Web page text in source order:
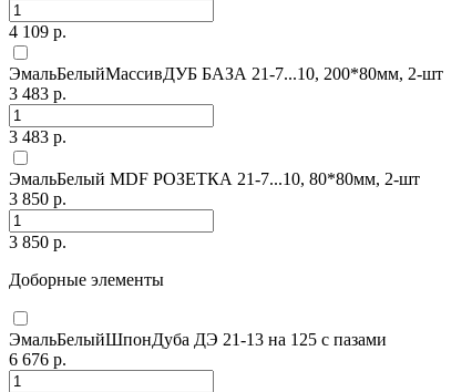
4 109 р.
ЭмальБелыйМассивДУБ БАЗА 21-7...10, 200*80мм, 2-шт
3 483 р.
3 483 р.
ЭмальБелый MDF РОЗЕТКА 21-7...10, 80*80мм, 2-шт
3 850 р.
3 850 р.
Доборные элементы
ЭмальБелыйШпонДуба ДЭ 21-13 на 125 с пазами
6 676 р.